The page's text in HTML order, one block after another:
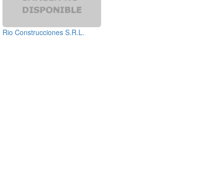
Rio Construcciones S.R.L.